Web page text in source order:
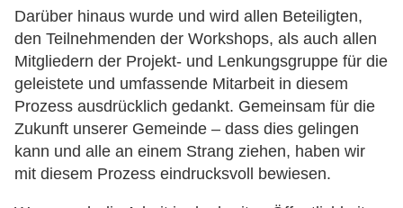
Darüber hinaus wurde und wird allen Beteiligten,
den Teilnehmenden der Workshops, als auch allen
Mitgliedern der Projekt- und Lenkungsgruppe für die
geleistete und umfassende Mitarbeit in diesem
Prozess ausdrücklich gedankt. Gemeinsam für die
Zukunft unserer Gemeinde – dass dies gelingen
kann und alle an einem Strang ziehen, haben wir
mit diesem Prozess eindrucksvoll bewiesen.